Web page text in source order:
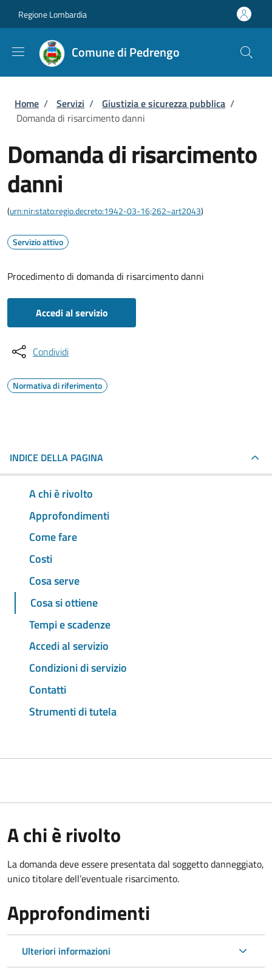
Regione Lombardia
Comune di Pedrengo
Briciole di pane
Home / Servizi / Giustizia e sicurezza pubblica /
Domanda di risarcimento danni
Domanda di risarcimento
danni
(urn:nir:stato:regio.decreto:1942-03-16;262~art2043)
Servizio attivo
Procedimento di domanda di risarcimento danni
Accedi al servizio
Condividi
Normativa di riferimento
INDICE DELLA PAGINA
A chi è rivolto
Approfondimenti
Come fare
Costi
Cosa serve
Cosa si ottiene
Tempi e scadenze
Accedi al servizio
Condizioni di servizio
Contatti
Strumenti di tutela
A chi è rivolto
La domanda deve essere presentata dal soggetto danneggiato,
unico titolare dell’eventuale risarcimento.
Approfondimenti
Ulteriori informazioni